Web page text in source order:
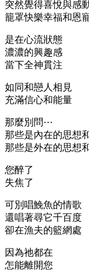
突然覺得喜悅與感
籠罩快樂幸福和恩
是在心流狀態
濃濃的興趣感
當下全神貫注
如同和戀人相見
充滿信心和能量
那麼別問⋯
那些是內在的思想
那些是外在的思想
您醉了
失焦了
可別唱鮸魚的情歌
還唱著尋它千百度
卻在漁夫的籃網處
因為祂都在
怎能離開您